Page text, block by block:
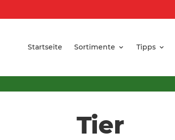
Startseite Sortimente Tipps
Tier